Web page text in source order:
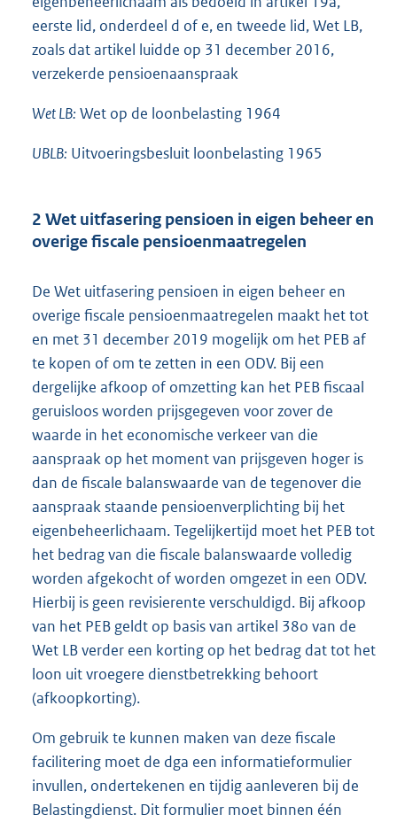
eerste lid, onderdeel d of e, en tweede lid, Wet LB,
zoals dat artikel luidde op 31 december 2016,
verzekerde pensioenaanspraak
Wet LB: Wet op de loonbelasting 1964
UBLB: Uitvoeringsbesluit loonbelasting 1965
2 Wet uitfasering pensioen in eigen beheer en
overige fiscale pensioenmaatregelen
De Wet uitfasering pensioen in eigen beheer en
overige fiscale pensioenmaatregelen maakt het tot
en met 31 december 2019 mogelijk om het PEB af
te kopen of om te zetten in een ODV. Bij een
dergelijke afkoop of omzetting kan het PEB fiscaal
geruisloos worden prijsgegeven voor zover de
waarde in het economische verkeer van die
aanspraak op het moment van prijsgeven hoger is
dan de fiscale balanswaarde van de tegenover die
aanspraak staande pensioenverplichting bij het
eigenbeheerlichaam. Tegelijkertijd moet het PEB tot
het bedrag van die fiscale balanswaarde volledig
worden afgekocht of worden omgezet in een ODV.
Hierbij is geen revisierente verschuldigd. Bij afkoop
van het PEB geldt op basis van artikel 38o van de
Wet LB verder een korting op het bedrag dat tot het
loon uit vroegere dienstbetrekking behoort
(afkoopkorting).
Om gebruik te kunnen maken van deze fiscale
facilitering moet de dga een informatieformulier
invullen, ondertekenen en tijdig aanleveren bij de
Belastingdienst. Dit formulier moet binnen één